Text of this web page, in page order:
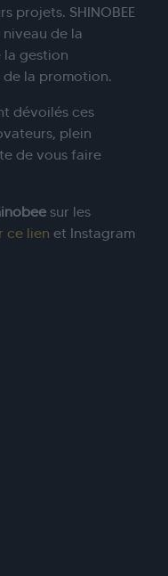
projets. SHINOBEE
de la
gestion
la promotion.
dévoilés ces
plein
de vous faire
sur les
ce lien et Instagram